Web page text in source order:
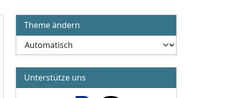
Theme ändern
Unterstütze uns